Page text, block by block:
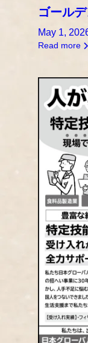
ゴール
May 1,
Read more